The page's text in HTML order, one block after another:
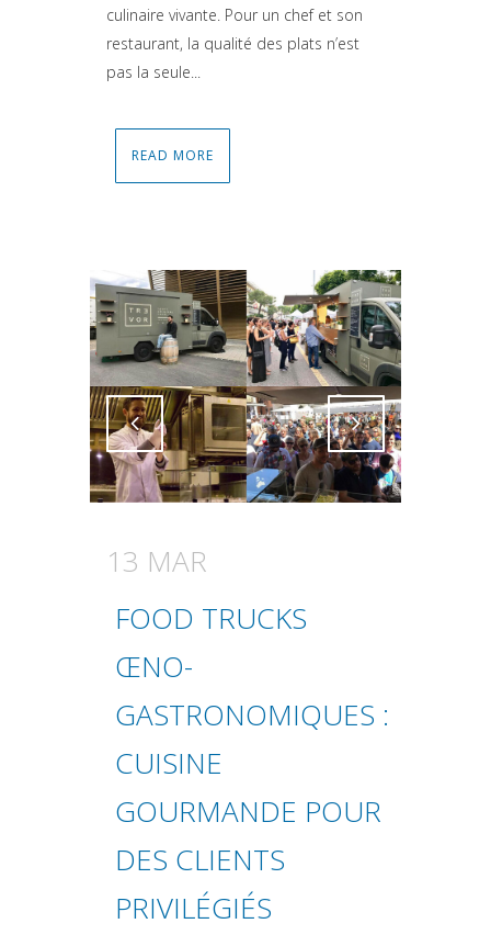
culinaire vivante. Pour un chef et son
restaurant, la qualité des plats n’est
pas la seule...
READ MORE
Attiva comando Attiva comando
13 MAR
FOOD TRUCKS
ŒNO-
GASTRONOMIQUES :
CUISINE
GOURMANDE POUR
DES CLIENTS
PRIVILÉGIÉS